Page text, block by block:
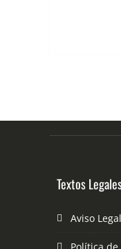
Textos
Aviso Legal
Política